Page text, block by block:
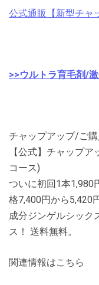
公式通販【新型チャ
>>ウルトラ育毛剤/
チャップアップ/ご
【公式】チャップ
コース)
ついに初回1本1,980
格7,400円から5,420
成分ジンゲルシック
ス！ 送料無料。
関連情報はこちら